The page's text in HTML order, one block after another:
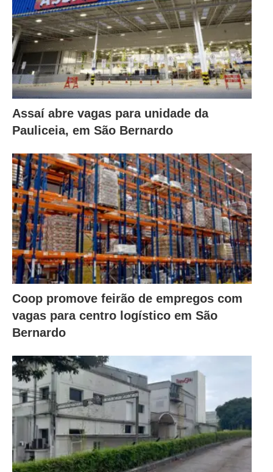
Assaí abre vagas para unidade da
Pauliceia, em São Bernardo
Coop promove feirão de empregos com
vagas para centro logístico em São
Bernardo